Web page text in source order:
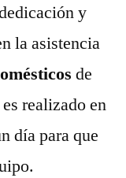
y
la asistencia
de
realizado en
día para que